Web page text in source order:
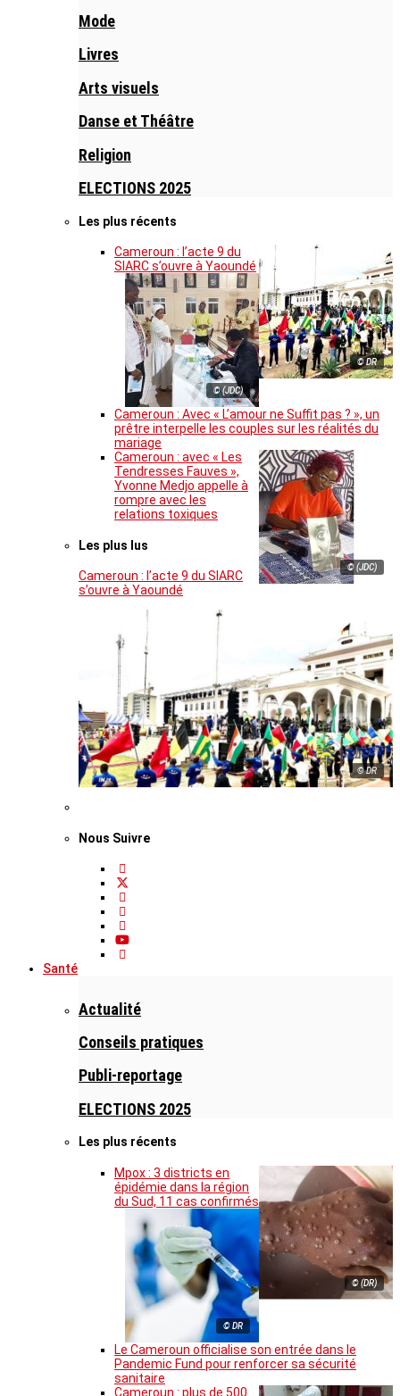
Mode
Livres
Arts visuels
Danse et Théâtre
Religion
ELECTIONS 2025
Les plus récents
© DR
Cameroun : l’acte 9 du
SIARC s’ouvre à Yaoundé
© (JDC)
Cameroun : Avec « L’amour ne Suffit pas ? », un
prêtre interpelle les couples sur les réalités du
mariage
© (JDC)
Cameroun : avec « Les
Tendresses Fauves »,
Yvonne Medjo appelle à
rompre avec les
relations toxiques
Les plus lus
Cameroun : l’acte 9 du SIARC
s’ouvre à Yaoundé
© DR
Nous Suivre
Santé
Actualité
Conseils pratiques
Publi-reportage
ELECTIONS 2025
Les plus récents
© (DR)
Mpox : 3 districts en
épidémie dans la région
du Sud, 11 cas confirmés
© DR
Le Cameroun officialise son entrée dans le
Pandemic Fund pour renforcer sa sécurité
sanitaire
Cameroun : plus de 500